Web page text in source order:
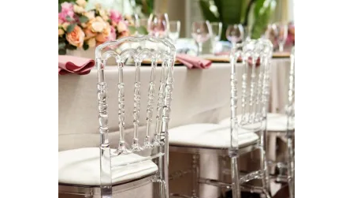
AJOUTER AU DEVIS